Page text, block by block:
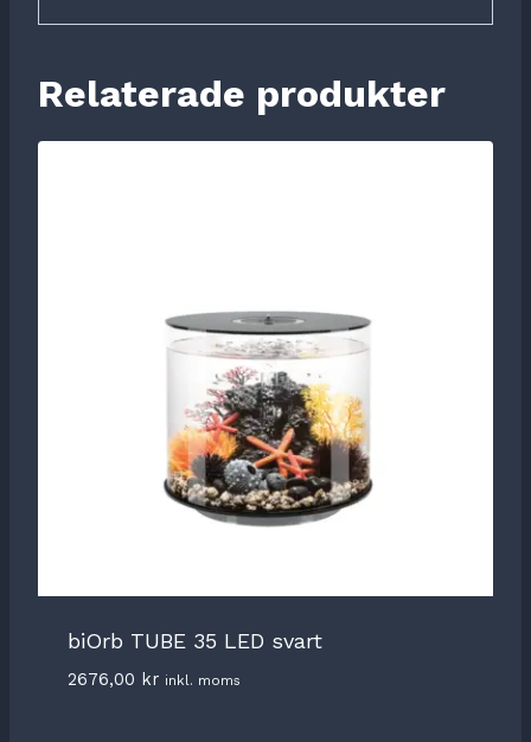
Relaterade produkter
biOrb TUBE 35 LED svart
2676,00 kr inkl. moms